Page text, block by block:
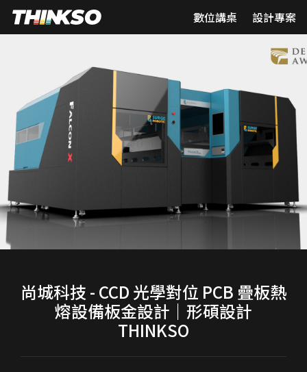
數位講桌 設計專案
尚城科技 - CCD 光學對位 PCB 疊板熱
熔設備板金設計｜形碩設計
THINKSO